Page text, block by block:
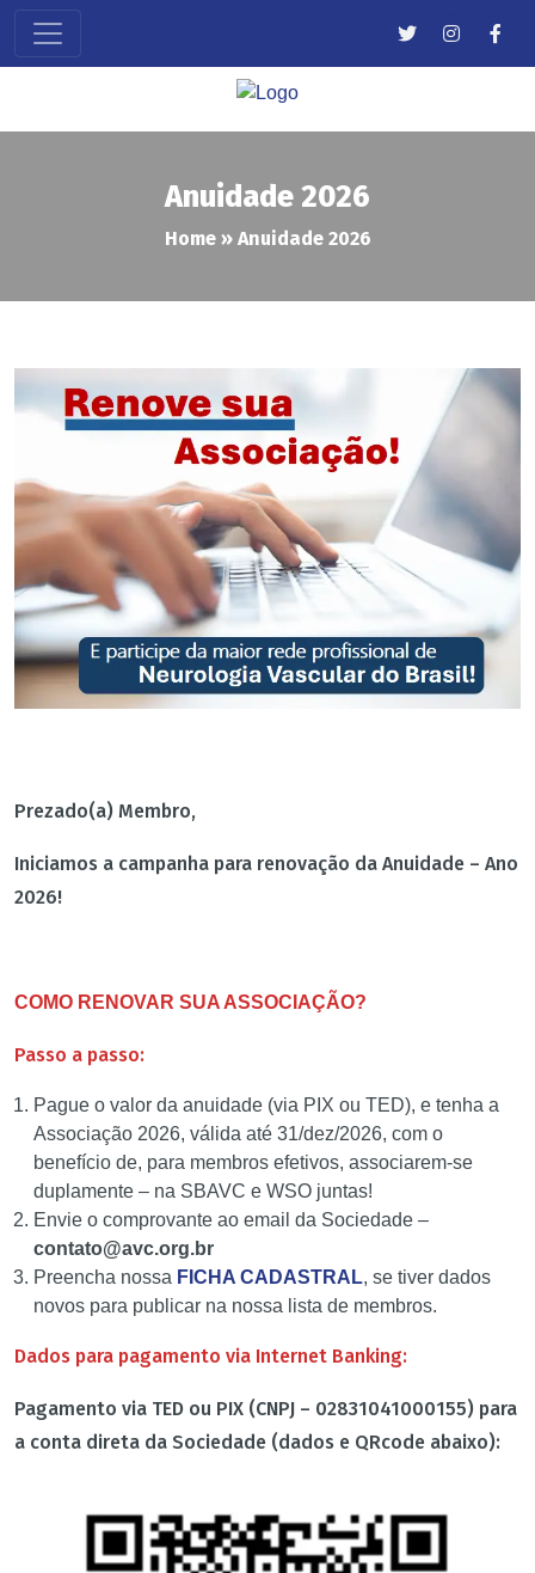
Anuidade 2026
Home» Anuidade 2026
Prezado(a) Membro,
Iniciamos a campanha para renovação da Anuidade – Ano
2026!
COMO RENOVAR SUA ASSOCIAÇÃO?
Passo a passo:
Pague o valor da anuidade (via PIX ou TED), e tenha a
Associação 2026, válida até 31/dez/2026, com o
benefício de, para membros efetivos, associarem-se
duplamente – na SBAVC e WSO juntas!
Envie o comprovante ao email da Sociedade –
contato@avc.org.br
Preencha nossa FICHA CADASTRAL, se tiver dados
novos para publicar na nossa lista de membros.
Dados para pagamento via Internet Banking:
Pagamento via TED ou PIX (CNPJ – 02831041000155) para
a conta direta da Sociedade (dados e QRcode abaixo):